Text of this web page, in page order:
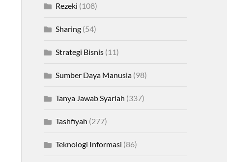
Rezeki (108)
Sharing(54)
Strategi Bisnis(11)
Sumber Daya Manusia(98)
Tanya Jawab Syariah (337)
Tashfiyah (277)
Teknologi Informasi (86)